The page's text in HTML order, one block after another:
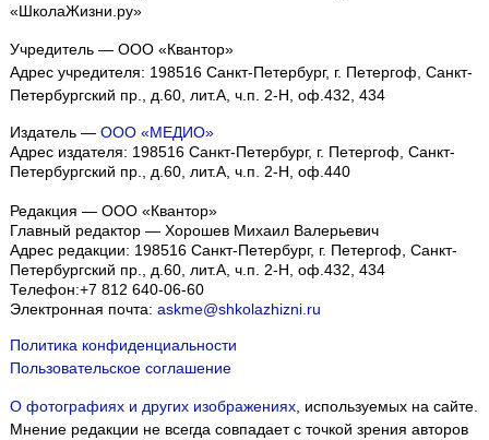
«ШколаЖизни.ру»
Учредитель — ООО «Квантор»
Адрес учредителя: 198516 Санкт-Петербург, г. Петергоф, Санкт-
Петербургский пр., д.60, лит.А, ч.п. 2-Н, оф.432, 434
Издатель — ООО «МЕДИО»
Адрес издателя: 198516 Санкт-Петербург, г. Петергоф, Санкт-
Петербургский пр., д.60, лит.А, ч.п. 2-Н, оф.440
Редакция — ООО «Квантор»
Главный редактор — Хорошев Михаил Валерьевич
Адрес редакции: 198516 Санкт-Петербург, г. Петергоф Санкт-
Петербургский пр., д.60, лит.А, ч.п. 2-Н, оф.432, 434
Телефон:+7 812 640-06-60
Электронная почта: askme@shkolazhizni.ru
Политика конфиденциальности
Пользовательское соглашение
О фотографиях и других изображениях, используемых на сайте.
Мнение редакции не всегда совпадает с точкой зрения авторов